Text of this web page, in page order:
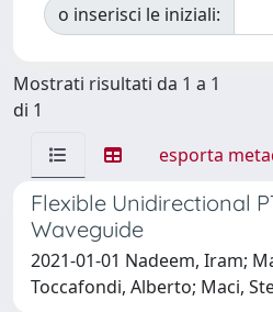
o inserisci le iniziali:
Mostrati risultati da 1 a 1
di 1
esporta
Flexible Unidirectional
Waveguide
2021-01-01 Nadeem, Iram;
Toccafondi, Alberto; Maci,